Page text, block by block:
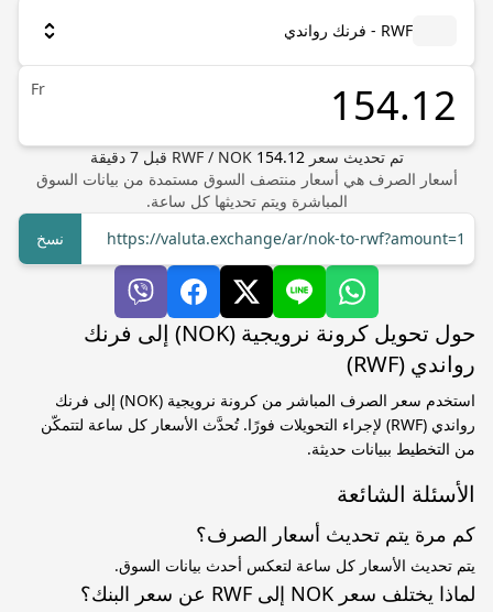
RWF - فرنك رواندي
Fr
تم تحديث سعر RWF/ NOK 154.12 قبل7 دقيقة
أسعار الصرف هي أسعار منتصف السوق مستمدة من بيانات السوق
المباشرة ويتم تحديثها كل ساعة.
https://valuta.exchange/ar/nok-to-rwf?amount=1
نسخ
حول تحويل كرونة نرويجية (NOK) إلى فرنك
رواندي (RWF)
استخدم سعر الصرف المباشر من كرونة نرويجية (NOK) إلى فرنك
رواندي (RWF) لإجراء التحويلات فورًا. تُحدَّث الأسعار كل ساعة لتتمكّن
من التخطيط ببيانات حديثة.
الأسئلة الشائعة
كم مرة يتم تحديث أسعار الصرف؟
يتم تحديث الأسعار كل ساعة لتعكس أحدث بيانات السوق.
لماذا يختلف سعر NOK إلى RWF عن سعر البنك؟